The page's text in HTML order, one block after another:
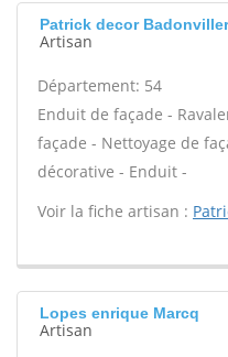
Patrick decor Badonviller
Artisan
Département: 54
Enduit de façade -
façade - Nettoyage de
décorative - Enduit -
Voir la fiche artisan :
Lopes enrique Marcq
Artisan